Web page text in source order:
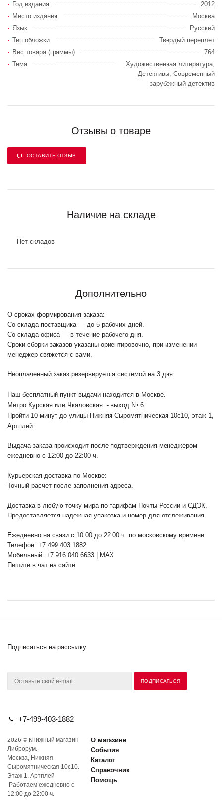
Год издания
2012
Место издания
Москва
Язык
Русский
Тип обложки
Твердый переплет
Вес товара (граммы)
764
Тема
Художественная литература,
Детективы, Современный
зарубежный детектив
Отзывы о товаре
ОСТАВИТЬ ОТЗЫВ
Наличие на складе
Нет складов
Дополнительно
О сроках формирования заказа:
Со склада поставщика — до 5 рабочих дней.
Со склада офиса — в течение рабочего дня.
Сроки сборки заказов указаны ориентировочно, при изменении
менеджер свяжется с вами.
Неоплаченный заказ резервируется системой на 3 дня.
Наш бесплатный пункт выдачи находится в Москве.
Метро Курская или Чкаловская - выход № 6.
Пройти 10 минут до улицы Нижняя Сыромятническая 10с10, этаж 1,
Артплей.
Выдача заказа происходит после подтверждения менеджером
ежедневно с 12:00 до 22:00 ч.
Курьерская доставка по Москве:
Точный расчет после заполнения адреса.
Доставка в любую точку мира по тарифам Почты России и СДЭК.
Предоставляется надежная упаковка и номер для отслеживания.
Ежедневно на связи с 10:00 до 22:00 ч. по московскому времени.
Телефон: +7 499 403 1882
Мобильный: +7 916 040 6633 | MAX
Пишите в чат на сайте
Подписаться на рассылку
+7-499-403-1882
2026 © Книжный магазин
Либрорум.
Москва, Нижняя
Сыромятническая 10с10.
Этаж 1. Артплей
Работаем ежедневно с
12:00 до 22:00 ч.
О магазине
События
Каталог
Справочник
Помощь